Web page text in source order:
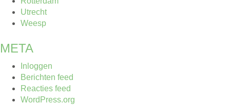
Utrecht
Weesp
META
Inloggen
Berichten feed
Reacties feed
WordPress.org